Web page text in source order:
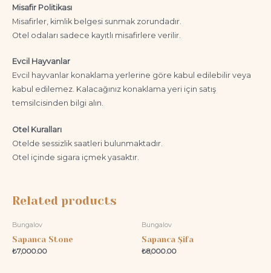
Misafir Politikası
Misafirler, kimlik belgesi sunmak zorundadır.
Otel odaları sadece kayıtlı misafirlere verilir.
Evcil Hayvanlar
Evcil hayvanlar konaklama yerlerine göre kabul edilebilir veya
kabul edilemez. Kalacağınız konaklama yeri için satış
temsilcisinden bilgi alın.
Otel Kuralları
Otelde sessizlik saatleri bulunmaktadır.
Otel içinde sigara içmek yasaktır.
Related products
Bungalov
Sapanca Stone
₺7,000.00
Bungalov
Sapanca Şifa
₺8,000.00